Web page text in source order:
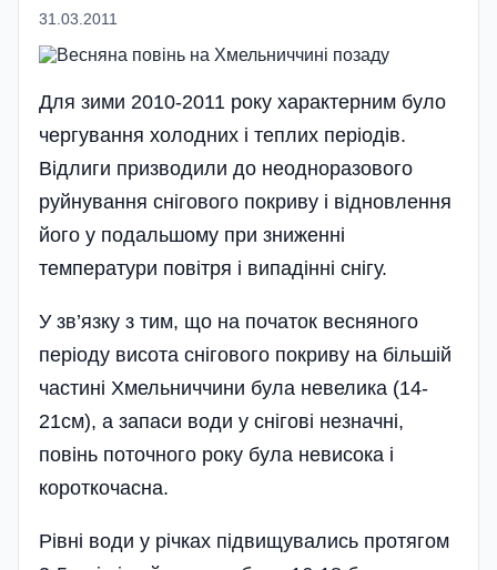
31.03.2011
Для зими 2010-2011 року характерним було
чергування холодних і теплих періодів.
Відлиги призводили до неодноразового
руйнування снігового покриву і відновлення
його у подальшому при зниженні
температури повітря і випадінні снігу.
У зв’язку з тим, що на початок весняного
періоду висота снігового покриву на більшій
частині Хмельниччини була невелика (14-
21см), а запаси води у снігові незначні,
повінь поточного року була невисока і
короткочасна.
Рівні води у річках підвищувались протягом